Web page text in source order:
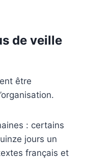
de veille
être
: certains
jours un
français et